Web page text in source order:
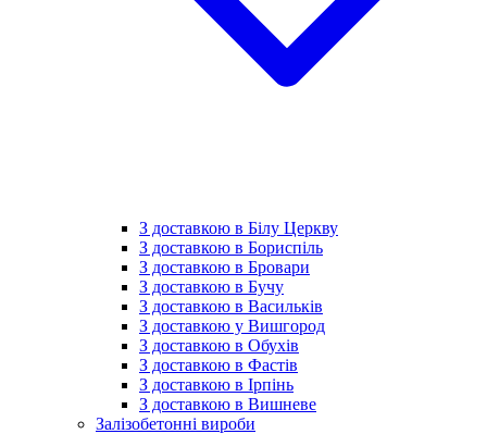
З доставкою в Білу Церкву
З доставкою в Бориспіль
З доставкою в Бровари
З доставкою в Бучу
З доставкою в Васильків
З доставкою у Вишгород
З доставкою в Обухів
З доставкою в Фастів
З доставкою в Ірпінь
З доставкою в Вишневе
Залізобетонні вироби